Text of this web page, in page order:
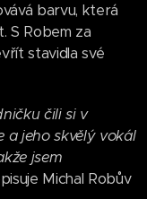
barvu, která
S Robem za
stavidla své
čili si v
jeho skvělý vokál
jsem
Michal Robův